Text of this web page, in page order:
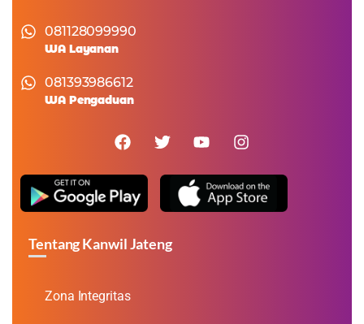
081128099990
WA Layanan
081393986612
WA Pengaduan
Tentang Kanwil Jateng
Zona Integritas